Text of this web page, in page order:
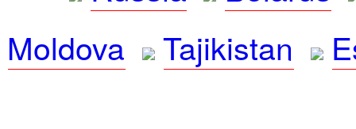
Moldova
Tajikistan